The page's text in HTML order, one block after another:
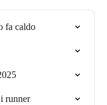
fa caldo
runner